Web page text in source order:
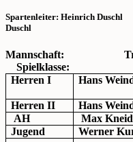
Spartenleiter: Heinrich
Duschl
Spielklasse:
Herren I
Hans
Herren II
Hans
AH
Max
Jugend
Werner